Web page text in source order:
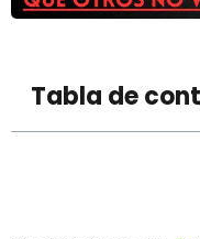
Tabla de